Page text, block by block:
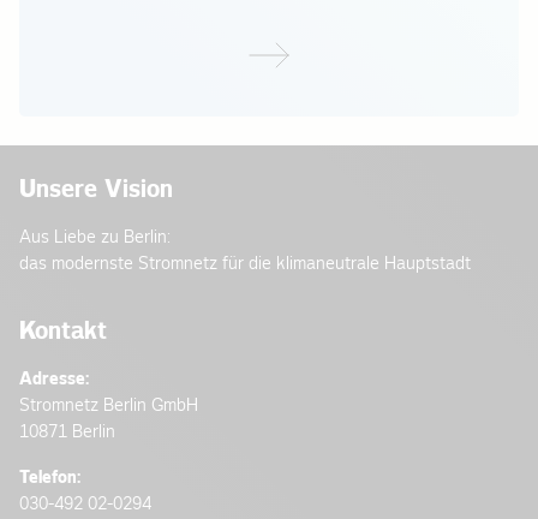
Unsere Vision
Aus Liebe zu Berlin:
das modernste Stromnetz für die klimaneutrale Hauptstadt
Kontakt
Adresse:
Stromnetz Berlin GmbH
10871 Berlin
Telefon:
030-492 02-0294